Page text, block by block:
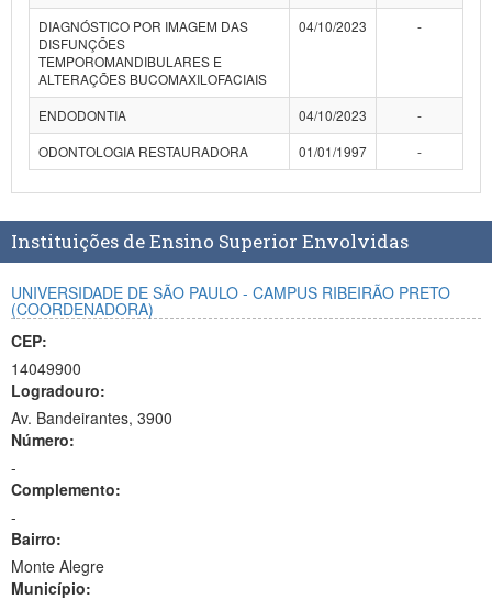
Banco Central do Brasil
Planalto
DIAGNÓSTICO POR IMAGEM DAS
DISFUNÇÕES
TEMPOROMANDIBULARES E
ALTERAÇÕES BUCOMAXILOFACIAIS
04/10/2023 -
ENDODONTIA 04/10/2023
-
ODONTOLOGIA RESTAURADORA
01/01/1997 -
Instituições de Ensino Superior Envolvidas
UNIVERSIDADE DE SÃO PAULO - CAMPUS RIBEIRÃO PRETO
(COORDENADORA)
CEP:
14049900
Logradouro:
Av. Bandeirantes, 3900
Número:
-
Complemento:
-
Bairro:
Monte Alegre
Município: